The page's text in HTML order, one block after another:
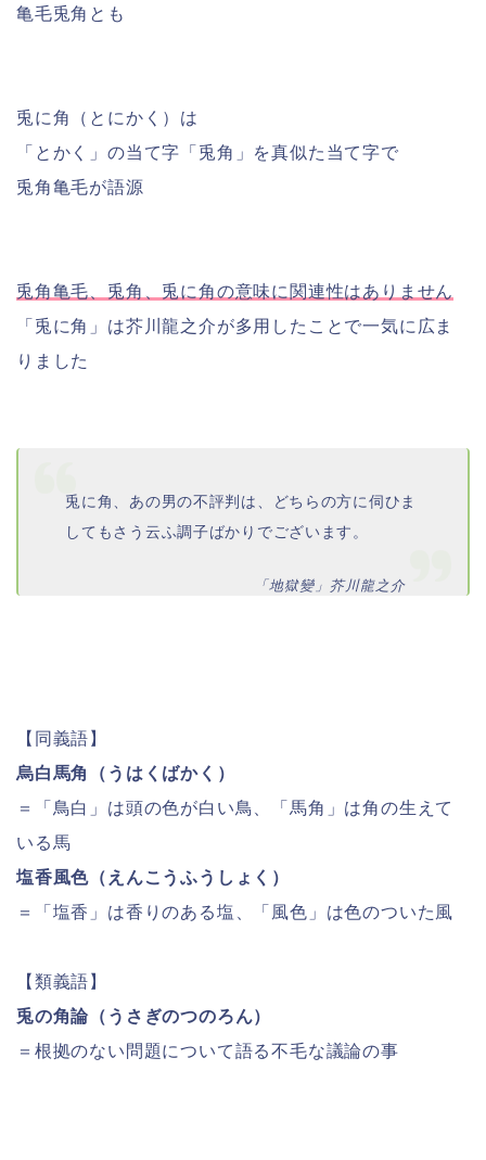
亀毛兎角とも
兎に角（とにかく）は
「とかく」の当て字「兎角」を真似た当て字で
兎角亀毛が語源
兎角亀毛、兎角、兎に角の意味に関連性はありません
「兎に角」は芥川龍之介が多用したことで一気に広ま
りました
兎に角、あの男の不評判は、どちらの方に伺ひま
してもさう云ふ調子ばかりでございます。
「地獄變」芥川龍之介
【同義語】
烏白馬角（うはくばかく）
＝「鳥白」は頭の色が白い鳥、「馬角」は角の生えて
いる馬
塩香風色（えんこうふうしょく）
＝「塩香」は香りのある塩、「風色」は色のついた風
【類義語】
兎の角論（うさぎのつのろん）
＝根拠のない問題について語る不毛な議論の事